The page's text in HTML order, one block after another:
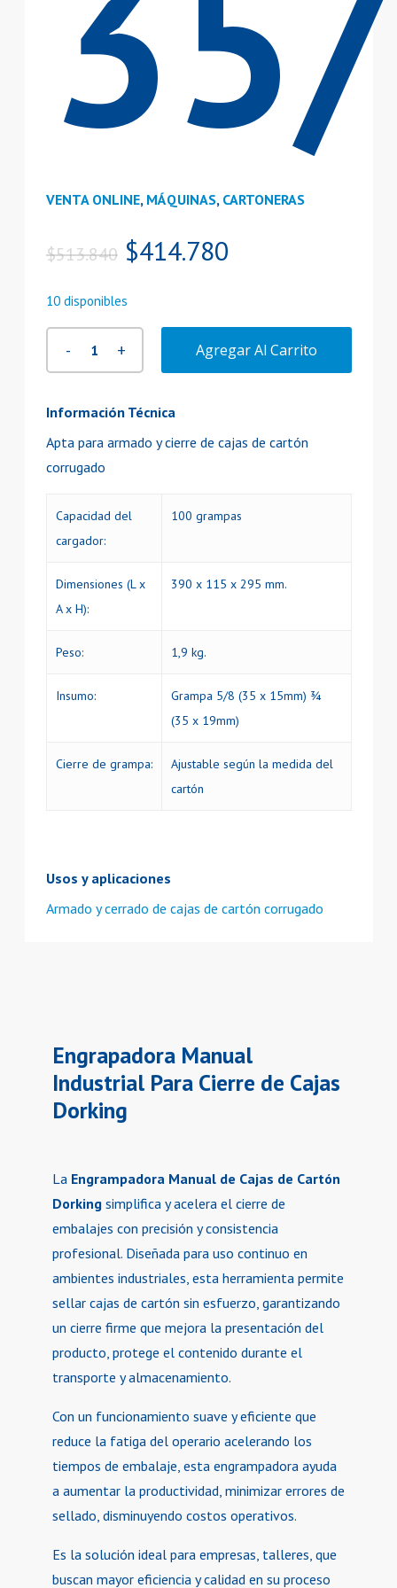
VENTA ONLINE, MÁQUINAS, CARTONERAS
$513.840 El
original
era:
$513.840.
$414.780El
es:
$414.780.
10 disponibles
Agregar Al Carrito
Información Técnica
Apta para armado y cierre de cajas de cartón
corrugado
Capacidad del
cargador:
100 grampas
Dimensiones (L x
A x H):
390 x 115 x 295 mm.
Peso: 1,9 kg.
Insumo:
Grampa 5/8 (35 x 15mm) ¾
(35 x 19mm)
Cierre de grampa:
Ajustable según la medida del
cartón
Usos y aplicaciones
Armado y cerrado de cajas de cartón corrugado
Engrapadora Manual
Industrial Para Cierre de Cajas
Dorking
La Engrampadora Manual de Cajas de Cartón
Dorkingsimplifica y acelera el cierre de
embalajes con precisión y consistencia
profesional. Diseñada para uso continuo en
ambientes industriales, esta herramienta permite
sellar cajas de cartón sin esfuerzo, garantizando
un cierre firme que mejora la presentación del
producto, protege el contenido durante el
transporte y almacenamiento.
Con un funcionamiento suave y eficiente que
reduce la fatiga del operario acelerando los
tiempos de embalaje, esta engrampadora ayuda
a aumentar la productividad, minimizar errores de
sellado, disminuyendo costos operativos.
Es la solución ideal para empresas, talleres, que
buscan mayor eficiencia y calidad en su proceso